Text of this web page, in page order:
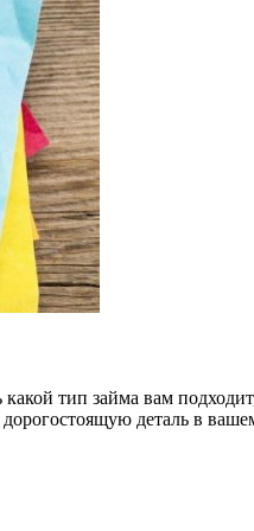
тип займа вам
деталь в